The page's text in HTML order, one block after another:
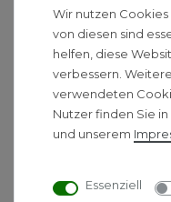
Kein
Taktbetrieb.
Gleichmäßige,
spürbare
Ideal für
gedämmte
Inverter-
Wir nutzen Cookies
von diesen sind
helfen, diese
verbessern.
verwendeten
Nutzer finden Sie
und unserem
Essenziell